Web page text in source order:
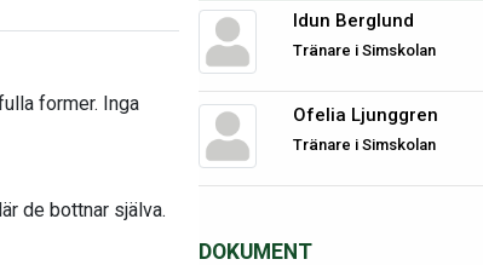
Idun Berglund
Tränare i Simskolan
Ofelia Ljunggren
Tränare i Simskolan
DOKUMENT
former. Inga
de bottnar själva.